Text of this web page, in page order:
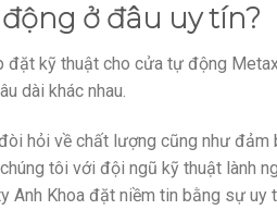
ở đâu uy tín?
đặt kỹ thuật cho cửa tự động
dài khác nhau.
hỏi về chất lượng cũng như
chúng tôi với đội ngũ kỹ thuật lành
Anh Khoa đặt niềm tin bằng sự uy